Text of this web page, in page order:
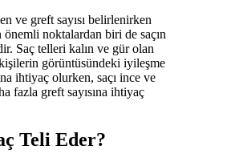
ve greft sayısı belirlenirken
noktalardan biri de saçın
Saç telleri kalın ve gür olan
kişilerin görüntüsündeki iyileşme
ihtiyaç olurken, saçı ince ve
fazla greft sayısına ihtiyaç
Teli Eder?